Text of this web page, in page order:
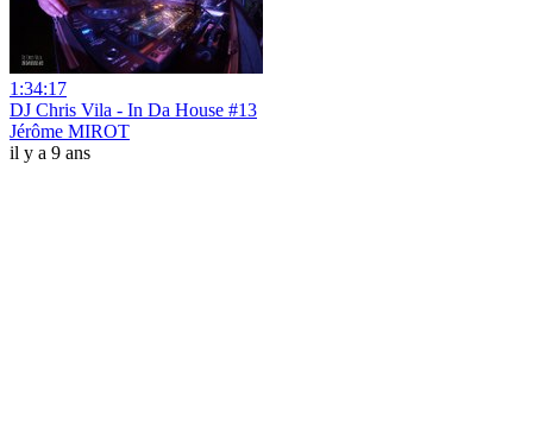
1:34:17
DJ Chris Vila - In Da House #13
Jérôme MIROT
il y a 9 ans